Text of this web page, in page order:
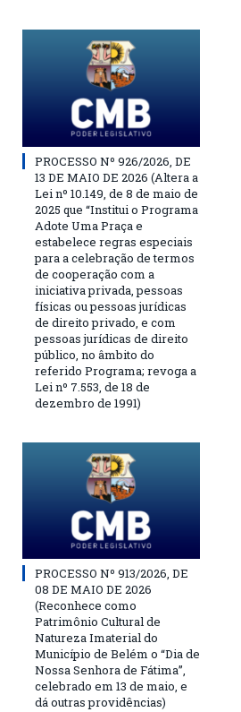
PROCESSO Nº 926/2026, DE
13 DE MAIO DE 2026 (Altera a
Lei nº 10.149, de 8 de maio de
2025 que “Institui o Programa
Adote Uma Praça e
estabelece regras especiais
para a celebração de termos
de cooperação com a
iniciativa privada, pessoas
físicas ou pessoas jurídicas
de direito privado, e com
pessoas jurídicas de direito
público, no âmbito do
referido Programa; revoga a
Lei nº 7.553, de 18 de
dezembro de 1991)
PROCESSO Nº 913/2026, DE
08 DE MAIO DE 2026
(Reconhece como
Patrimônio Cultural de
Natureza Imaterial do
Município de Belém o “Dia de
Nossa Senhora de Fátima”,
celebrado em 13 de maio, e
dá outras providências)